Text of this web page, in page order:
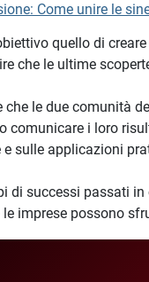
Come unire le
quello di
che le ultime
che le due comunità
comunicare i loro
sulle applicazioni
di successi passati
imprese possono